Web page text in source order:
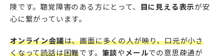
険です。聴覚障害のある方にとって、
目に見える表示が安
心に繋がっています。
オンライン会議は、画面に多くの人が映り、口元が小さ
くなって読話は困難です。 筆談や メールでの意思疎通が